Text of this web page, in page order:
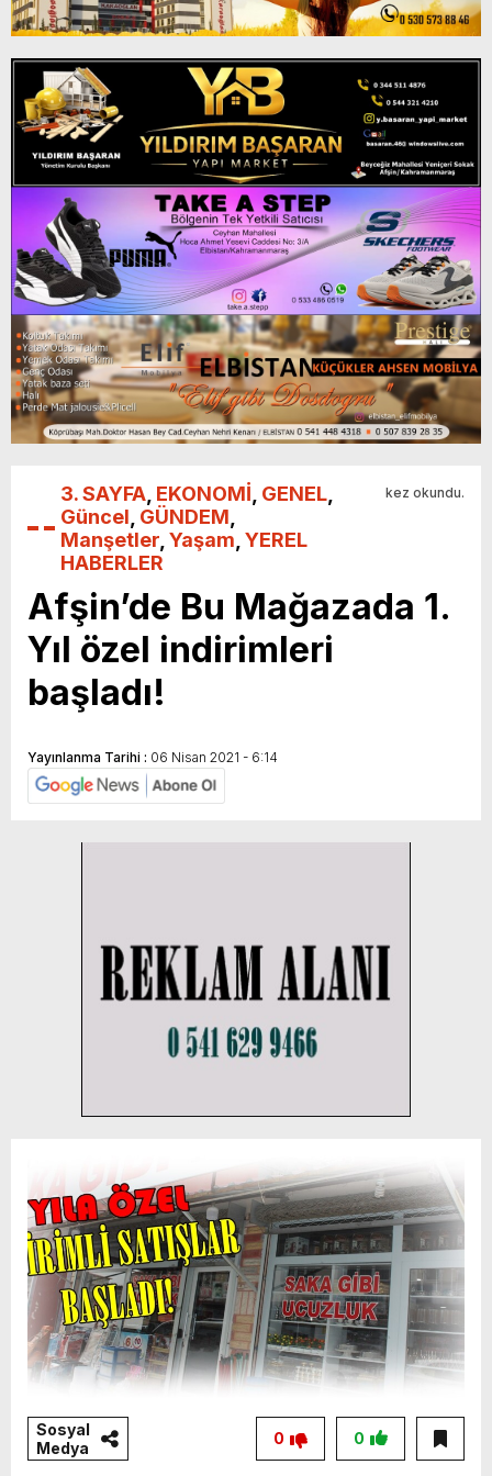
3. SAYFA EKONOMİ GENEL
Güncel GÜNDEM
Manşetler Yaşam YEREL
HABERLER
kez okundu.
Afşin’de Bu Mağazada 1.
Yıl özel indirimleri
başladı!
Yayınlanma Tarihi : 06 Nisan 2021 - 6:14
Sosyal
Medya
0
0